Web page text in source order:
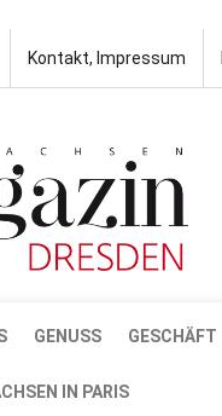
Kontakt, Impressum
GENUSS GESCHÄFT
IN PARIS